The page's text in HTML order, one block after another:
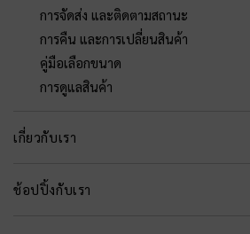
การจัดส่ง และติดตามสถานะ
การคืน และการเปลี่ยนสินค้า
คู่มือเลือกขนาด
การดูแลสินค้า
เกี่ยวกับเรา
ช้อปปิ้งกับเรา